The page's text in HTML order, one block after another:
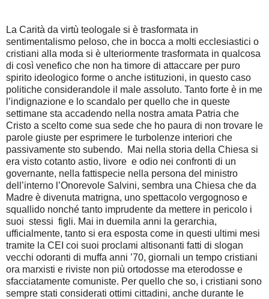
La Carità da virtù teologale si è trasformata in
sentimentalismo peloso, che in bocca a molti ecclesiastici o
cristiani alla moda si è ulteriormente trasformata in qualcosa
di così venefico che non ha timore di attaccare per puro
spirito ideologico forme o anche istituzioni, in questo caso
politiche considerandole il male assoluto. Tanto forte è in me
l’indignazione e lo scandalo per quello che in queste
settimane sta accadendo nella nostra amata Patria che
Cristo a scelto come sua sede che ho paura di non trovare le
parole giuste per esprimere le turbolenze interiori che
passivamente sto subendo. Mai nella storia della Chiesa si
era visto cotanto astio, livore e odio nei confronti di un
governante, nella fattispecie nella persona del ministro
dell’interno l’Onorevole Salvini, sembra una Chiesa che da
Madre è divenuta matrigna, uno spettacolo vergognoso e
squallido nonché tanto imprudente da mettere in pericolo i
suoi stessi figli. Mai in duemila anni la gerarchia,
ufficialmente, tanto si era esposta come in questi ultimi mesi
tramite la CEI coi suoi proclami altisonanti fatti di slogan
vecchi odoranti di muffa anni ’70, giornali un tempo cristiani
ora marxisti e riviste non più ortodosse ma eterodosse e
sfacciatamente comuniste. Per quello che so, i cristiani sono
sempre stati considerati ottimi cittadini, anche durante le